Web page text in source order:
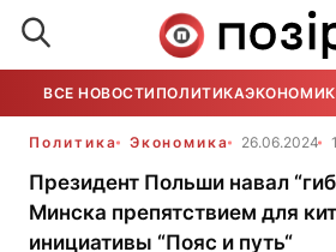
ВСЕ НОВОСТИ ПОЛИТИКА
Политика Экономика 26.06.2024
Президент Польши навал
Минска препятствием для
инициативы “Пояс и путь“